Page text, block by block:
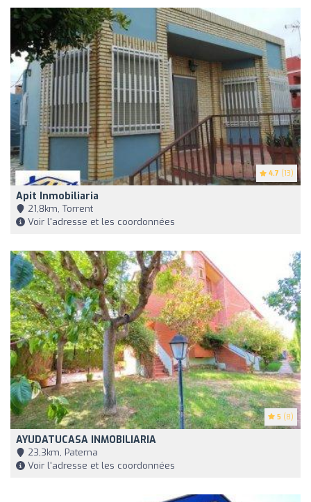
4.7 (13)
Apit Inmobiliaria
21,8km, Torrent
Voir l'adresse et les coordonnées
5 (8)
AYUDATUCASA INMOBILIARIA
23,3km, Paterna
Voir l'adresse et les coordonnées